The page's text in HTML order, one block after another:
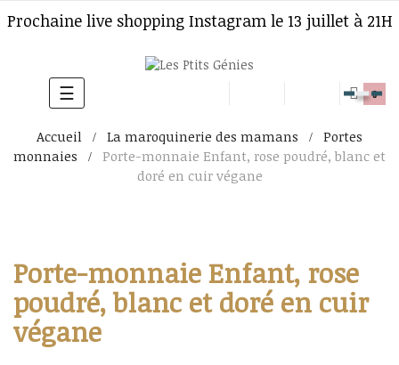
Prochaine live shopping Instagram le 13 juillet à 21H
Basculer
navigation
☰ 0
Accueil La maroquinerie des mamans
Portes
monnaies
Porte-monnaie Enfant, rose poudré, blanc et
doré en cuir végane
Porte-monnaie Enfant, rose
poudré, blanc et doré en cuir
végane